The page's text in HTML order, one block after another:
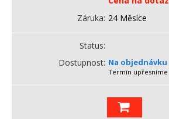
Záruka 24 Měsíce
Status
Dostupnost Na objednávku
Termín upřesníme